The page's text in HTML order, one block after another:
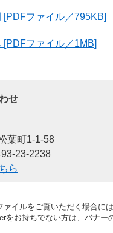
ファイル／795KB]
ファイル／1MB]
せ
葉町1-1-58
23-2238
ら
ァイルをご覧いただく場合に
をお持ちでない方は、バナー